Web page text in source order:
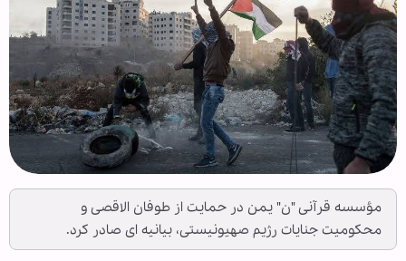
مؤسسه قرآنی "ن" یمن در حمایت از طوفان الاقصی و
محکومیت جنایات رژیم صهیونیستی، بیانیه ای صادر کرد.